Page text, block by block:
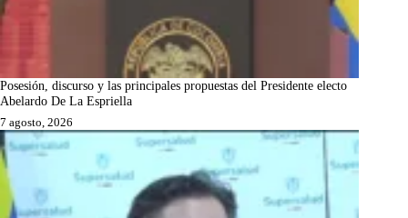
Posesión, discurso y las principales propuestas del Presidente electo
Abelardo De La Espriella
7 agosto, 2026